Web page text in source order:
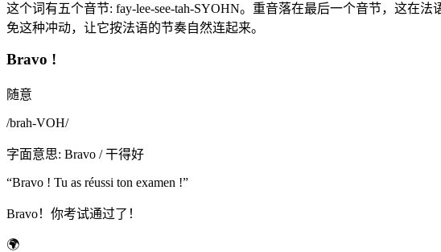
这个词有五个音节: fay-lee-see-tah-SYOHN。重音落在最后一个音节，这在
免这种冲动，让它按法语的节奏自然连起来。
Bravo !
随意
/brah-VOH/
字面意思: Bravo / 干得好
“Bravo ! Tu as réussi ton examen !”
Bravo！你考试通过了！
🌍